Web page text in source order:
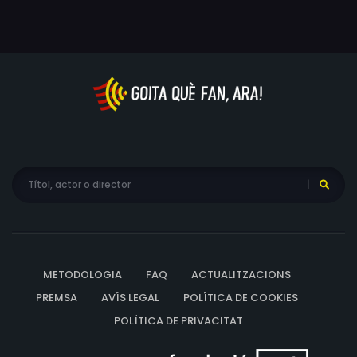
METODOLOGIA FAQ
ACTUALITZACIONS
PREMSA
AVÍS LEGAL
POLÍTICA DE COOKIES
POLÍTICA DE PRIVACITAT